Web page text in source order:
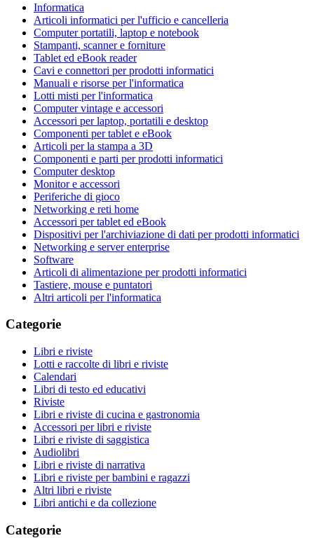
Informatica
Articoli informatici per l'ufficio e cancelleria
Computer portatili, laptop e notebook
Stampanti, scanner e forniture
Tablet ed eBook reader
Cavi e connettori per prodotti informatici
Manuali e risorse per l'informatica
Lotti misti per l'informatica
Computer vintage e accessori
Accessori per laptop, portatili e desktop
Componenti per tablet e eBook
Articoli per la stampa a 3D
Componenti e parti per prodotti informatici
Computer desktop
Monitor e accessori
Periferiche di gioco
Networking e reti home
Accessori per tablet ed eBook
Dispositivi per l'archiviazione di dati per prodotti informatici
Networking e server enterprise
Software
Articoli di alimentazione per prodotti informatici
Tastiere, mouse e puntatori
Altri articoli per l'informatica
Categorie
Libri e riviste
Lotti e raccolte di libri e riviste
Calendari
Libri di testo ed educativi
Riviste
Libri e riviste di cucina e gastronomia
Accessori per libri e riviste
Libri e riviste di saggistica
Audiolibri
Libri e riviste di narrativa
Libri e riviste per bambini e ragazzi
Altri libri e riviste
Libri antichi e da collezione
Categorie